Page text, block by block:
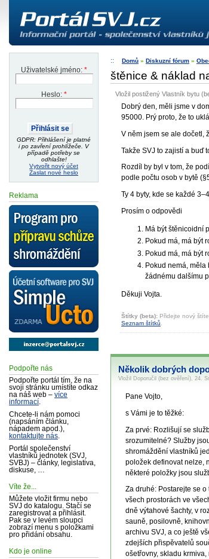
Uživatelské jméno: *
Heslo: *
GDPR: Přihlášení je platné
i po zavření prohlížeče. V
případě potřeby se
odhlašte!
Vytvořit nový účet
Zaslat nové heslo
Reklama
Podpořte nás
Podpořte portál tím, že na
svoji stránku umístíte odkaz
na náš web – více
informací
Chcete-li nám pomoci
(napsáním článku,
nápadem apod.),
kontaktujte nás
Portál společenství
vlastníků jednotek (SVJ,
SVBJ) – články, legislativa,
diskuse, …
Víte že...
Můžete vložit firmu nebo
SVJ do katalogu. Stačí se
zaregistrovat a přihlásit.
Pak se v levém sloupci
zobrazí menu s položkami
pro přidání obsahu.
Kdo je online
Domů » Diskuzní fórum »
štěnice & náklad
Vložil postižený Vlastník bytu
Dobrý den, měli jsme v
95000. Prý proto, že to
V něm jsem se ale dočetl,
Takže SVJ to zajistí a buď
Rozdíl by byl v tom, že
podle počtu osob v bytě
Ty 4 byty, kde se každé
Prosím o odpovědi
Má být štěnicoidní
Pokud má, má být
Pokud má, má být
Pokud nemá,
žádnému dalšímu
Děkuji Vojta.
Štítky (beta): Přidejte nový
Seznam štítků.
Několik dobrých
Vložil Doporučil (bez ověření), 24.
Pane Vojto,
s Vámi je to těžké:
Za prvé: Rozlišují se
srozumitelné? Služby
shromáždění vlastníků
položek definovat nelze,
některé položky jsou
Za druhé: Postarejte se
všech prostorách ve
dně výtahové šachty, v
sauně, posilovně,
archivu SVJ, a co ještě
zdejších přispěvatelů
ošetřovny, skladu